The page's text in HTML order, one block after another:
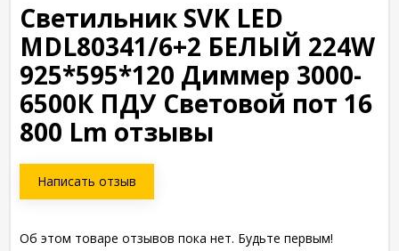
Светильник SVK LED
MDL80341/6+2 БЕЛЫЙ 224W
925*595*120 Диммер 3000-
6500К ПДУ Световой пот 16
800 Lm отзывы
Написать отзыв
Об этом товаре отзывов пока нет. Будьте первым!